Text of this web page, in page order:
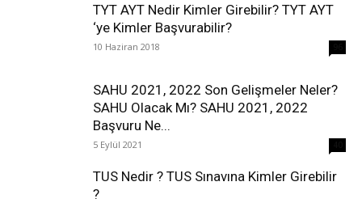
TYT AYT Nedir Kimler Girebilir? TYT AYT
‘ye Kimler Başvurabilir?
10 Haziran 2018
SAHU 2021, 2022 Son Gelişmeler Neler?
SAHU Olacak Mı? SAHU 2021, 2022
Başvuru Ne...
5 Eylül 2021
TUS Nedir ? TUS Sınavına Kimler Girebilir
?